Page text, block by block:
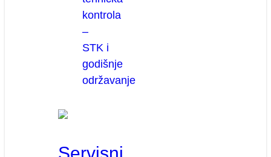
kontrola
–
STK i
godišnje
održavanje
Servisni